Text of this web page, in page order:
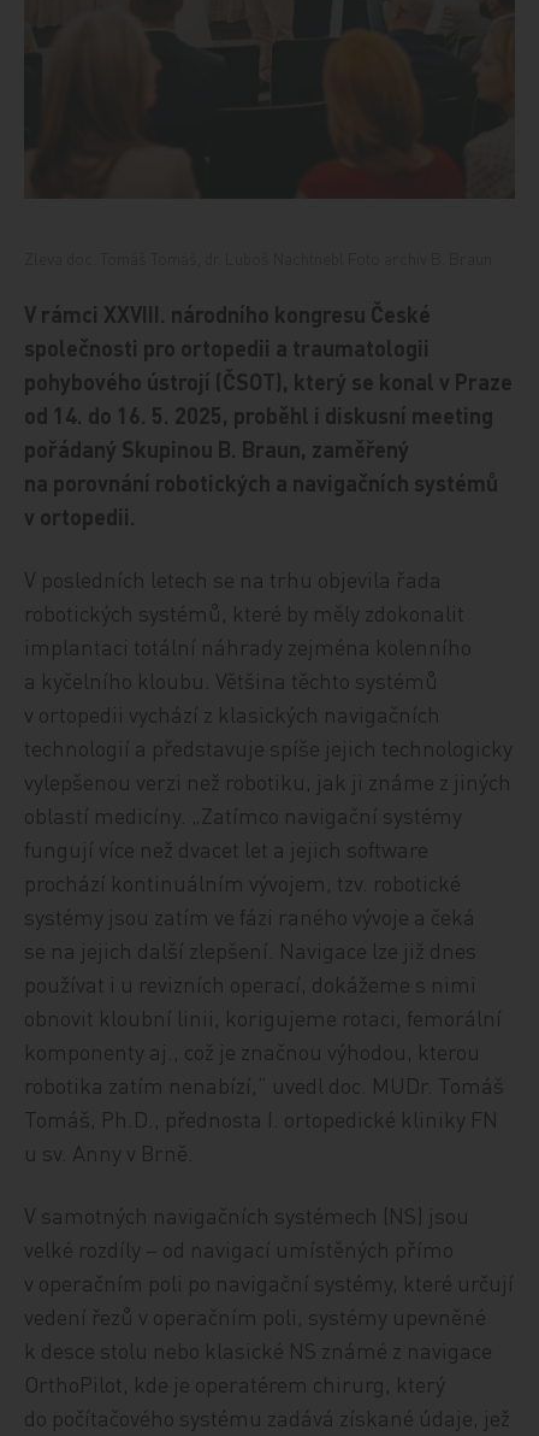
V rámci XXVIII. národního kongresu České
společnosti pro ortopedii a traumatologii
pohybového ústrojí (ČSOT), který se konal v Praze
od 14. do 16. 5. 2025, proběhl i diskusní meeting
pořádaný Skupinou B. Braun, zaměřený
na porovnání robotických a navigačních systémů
v ortopedii.
V posledních letech se na trhu objevila řada
robotických systémů, které by měly zdokonalit
implantaci totální náhrady zejména kolenního
a kyčelního kloubu. Většina těchto systémů
v ortopedii vychází z klasických navigačních
technologií a představuje spíše jejich technologicky
vylepšenou verzi než robotiku, jak ji známe z jiných
oblastí medicíny. „Zatímco navigační systémy
fungují více než dvacet let a jejich software
prochází kontinuálním vývojem, tzv. robotické
systémy jsou zatím ve fázi raného vývoje a čeká
se na jejich další zlepšení. Navigace lze již dnes
používat i u revizních operací, dokážeme s nimi
obnovit kloubní linii, korigujeme rotaci, femorální
komponenty aj., což je značnou výhodou, kterou
robotika zatím nenabízí,“ uvedl doc. MUDr. Tomáš
Tomáš, Ph.D., přednosta I. ortopedické kliniky FN
u sv. Anny v Brně.
V samotných navigačních systémech (NS) jsou
velké rozdíly – od navigací umístěných přímo
v operačním poli po navigační systémy, které určují
vedení řezů v operačním poli, systémy upevněné
k desce stolu nebo klasické NS známé z navigace
OrthoPilot, kde je operatérem chirurg, který
do počítačového systému zadává získané údaje, jež